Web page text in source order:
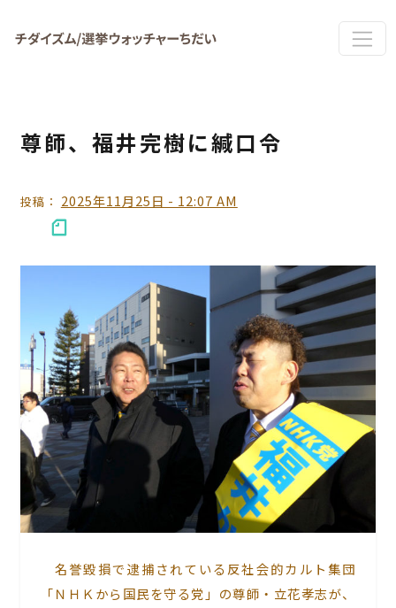
尊師、福井完樹に緘口令
投稿： 2025年11月25日 - 12:07 AM
名誉毀損で逮捕されている反社会的カルト集団
「ＮＨＫから国民を守る党」の尊師・立花孝志が、